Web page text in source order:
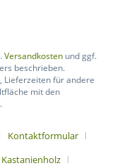
Versandkosten und ggf.
beschrieben.
für andere
mit den
.
Kontaktformular
Kastanienholz